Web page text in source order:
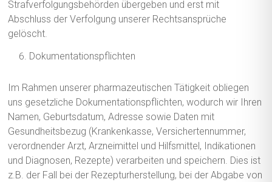
Strafverfolgungsbehörden übergeben und erst mit
Abschluss der Verfolgung unserer Rechtsansprüche
gelöscht.
Dokumentationspflichten
Im Rahmen unserer pharmazeutischen Tätigkeit obliegen
uns gesetzliche Dokumentationspflichten, wodurch wir Ihren
Namen, Geburtsdatum, Adresse sowie Daten mit
Gesundheitsbezug (Krankenkasse, Versichertennummer,
verordnender Arzt, Arzneimittel und Hilfsmittel, Indikationen
und Diagnosen, Rezepte) verarbeiten und speichern. Dies ist
z.B. der Fall bei der Rezepturherstellung, bei der Abgabe von